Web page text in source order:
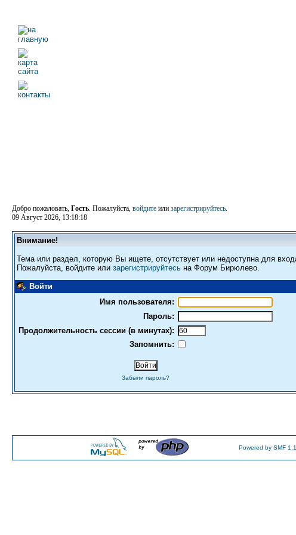
Добро пожаловать, Гость. Пожалуйста, войдите или зарегистрируйтесь.
09 Август 2026, 13:18:18
Внимание!
Тема или раздел, которую Вы ищете, отсутствует или недоступна для
Пожалуйста, войдите или зарегистрируйтесь на Форум Бирюлево.
Войти
Имя пользователя:
Пароль:
Продолжительность сессии (в минутах):
Запомнить:
Забыли пароль?
Powered by SMF